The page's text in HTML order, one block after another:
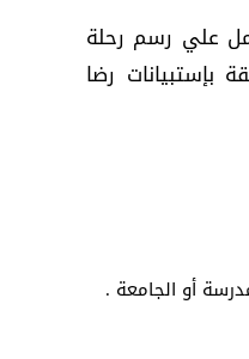
, نعمل علي رسم رحلة
بإستبيانات رضا
أو الجامعة .